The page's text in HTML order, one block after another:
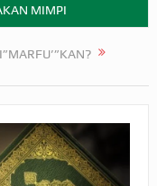
MIMPI
BADAR